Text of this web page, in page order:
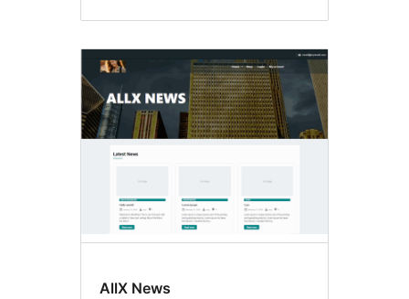
AllX News